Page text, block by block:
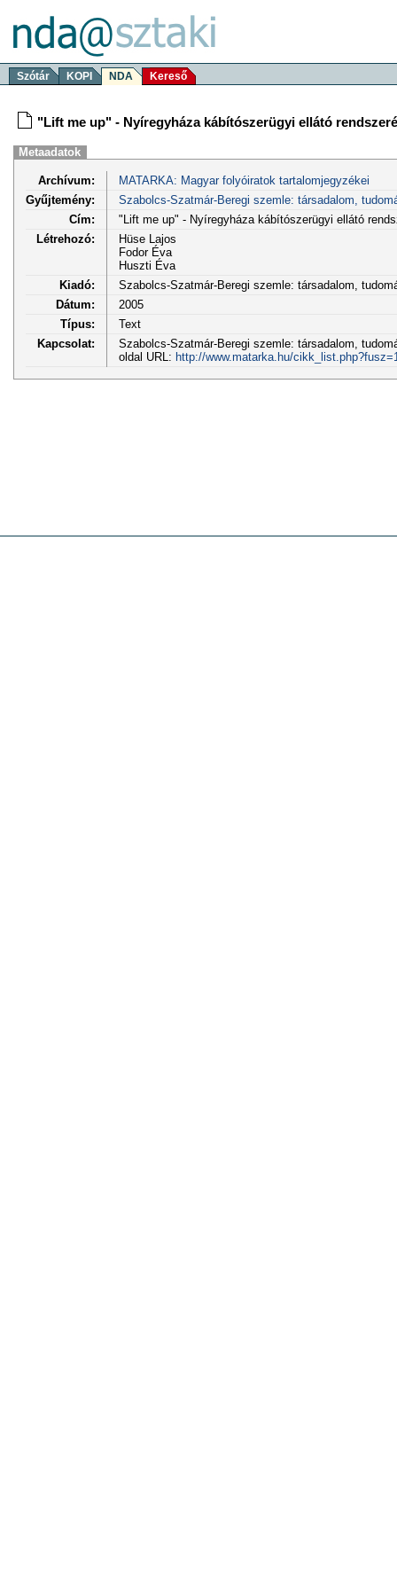
Szótár KOPI NDA Kereső
"Lift me up" - Nyíregyháza kábítószerügyi ellátó
Metaadatok
Archívum:
MATARKA: Magyar folyóiratok tartalomjegyzékei
Gyűjtemény:
Szabolcs-Szatmár-Beregi szemle: társadalom,
Cím:
"Lift me up" - Nyíregyháza kábítószerügyi ellátó
Létrehozó:
Hüse Lajos
Fodor Éva
Huszti Éva
Kiadó:
Szabolcs-Szatmár-Beregi szemle: társadalom,
Dátum:
2005
Típus:
Text
Kapcsolat:
Szabolcs-Szatmár-Beregi szemle: társadalom,
oldal URL: http://www.matarka.hu/